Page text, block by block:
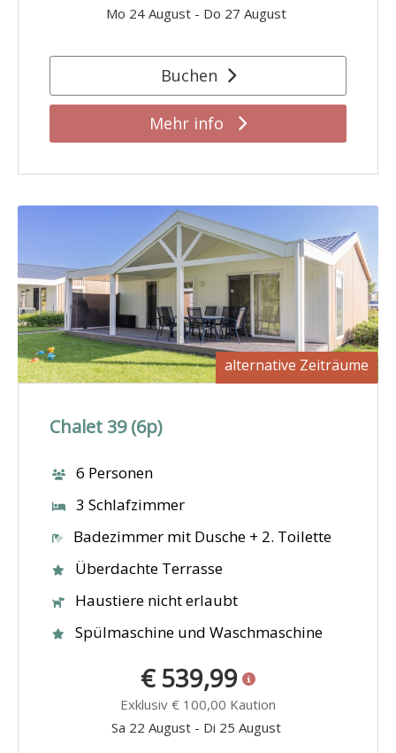
Mo 24 August - Do 27 August
Buchen
Mehr info
alternative Zeiträume
Chalet 39 (6p)
6 Personen
3 Schlafzimmer
Badezimmer mit Dusche + 2. Toilette
Überdachte Terrasse
Haustiere nicht erlaubt
Spülmaschine und Waschmaschine
€ 539,99
Exklusiv € 100,00 Kaution
Sa 22 August - Di 25 August